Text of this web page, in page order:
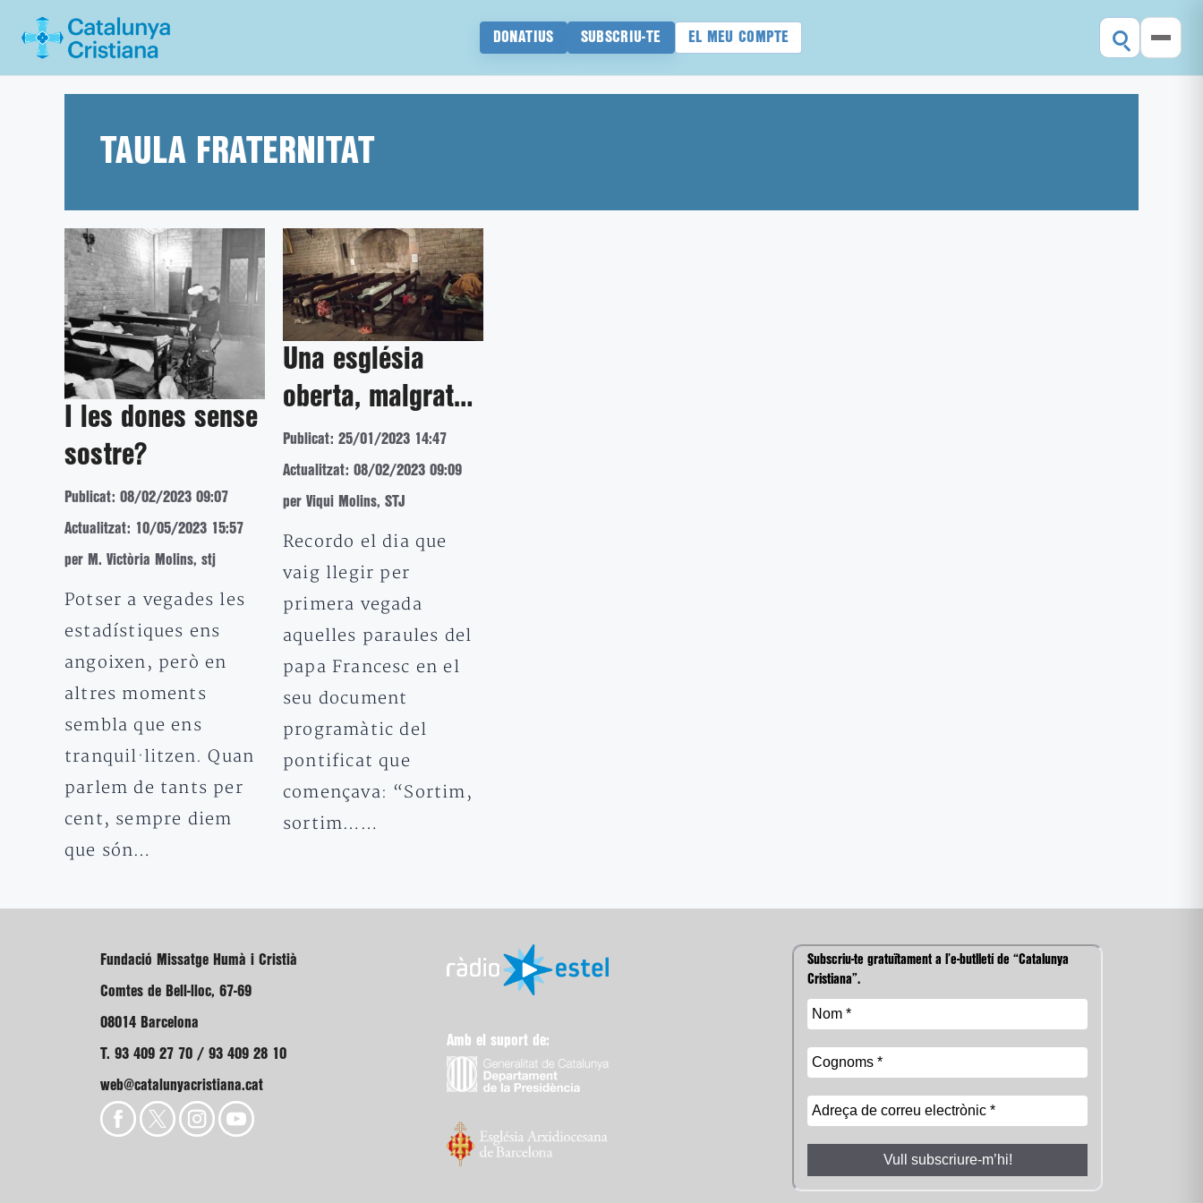
DONATIUS SUBSCRIU-TE EL MEU COMPTE
TAULA FRATERNITAT
I les dones sense
sostre?
Publicat: 08/02/2023 09:07
Actualitzat: 10/05/2023 15:57
per M. Victòria Molins, stj
Potser a vegades les
estadístiques ens
angoixen, però en
altres moments
sembla que ens
tranquil·litzen. Quan
parlem de tants per
cent, sempre diem
que són…
Una església
oberta, malgrat…
Publicat: 25/01/2023 14:47
Actualitzat: 08/02/2023 09:09
per Viqui Molins, STJ
Recordo el dia que
vaig llegir per
primera vegada
aquelles paraules del
papa Francesc en el
seu document
programàtic del
pontificat que
començava: “Sortim,
sortim……
Fundació Missatge Humà i Cristià
Comtes de Bell-lloc, 67-69
08014 Barcelona
T. 93 409 27 70 / 93 409 28 10
web@catalunyacristiana.cat
Amb el suport de:
Subscriu-te gratuïtament a l’e-butlletí de “Catalunya
Cristiana”.